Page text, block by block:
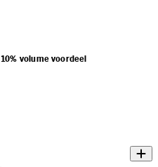
10% volume voordeel